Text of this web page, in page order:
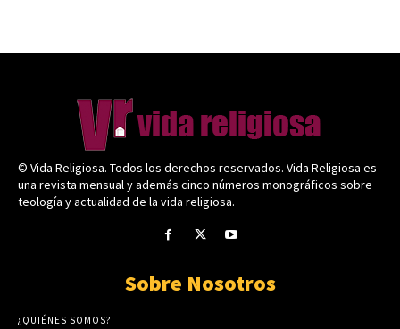
© Vida Religiosa. Todos los derechos reservados. Vida Religiosa es
una revista mensual y además cinco números monográficos sobre
teología y actualidad de la vida religiosa.
Sobre Nosotros
¿QUIÉNES SOMOS?